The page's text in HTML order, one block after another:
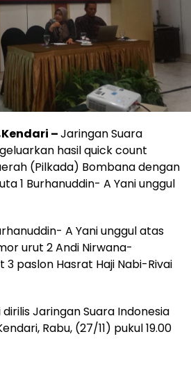
–Jaringan Suara
hasil quick count
(Pilkada) Bombana dengan
1 Burhanuddin- A Yani unggul
A Yani unggul atas
urut 2 Andi Nirwana-
paslon Hasrat Haji Nabi-Rivai
Jaringan Suara Indonesia
Rabu, (27/11) pukul 19.00